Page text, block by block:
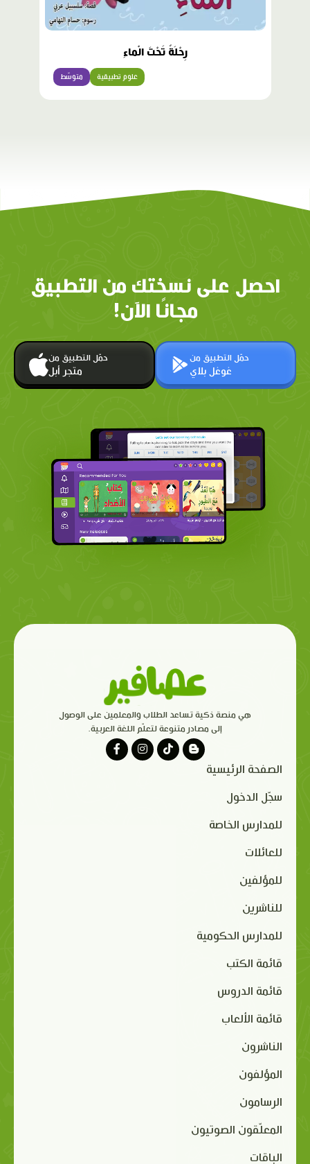
رِحْلَةٌ تَحْتَ الْماءِ
متوسّط علوم تطبيقية
احصل على نسختك من التطبيق
مجانًا الآن!
حمّل التطبيق من
متجر أبل
حمّل التطبيق من
غوغل بلاي
هي منصة ذكية تساعد الطلاب والمعلمين على الوصول
إلى مصادر متنوعة لتعلّم اللغة العربية.
الصفحة الرئيسية
سجّل الدخول
للمدارس الخاصة
للعائلات
للمؤلفين
للناشرين
للمدارس الحكومية
قائمة الكتب
قائمة الدروس
قائمة الألعاب
الناشرون
المؤلفون
الرسامون
المعلّقون الصوتيون
الباقات